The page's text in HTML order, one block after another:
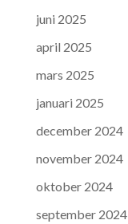
juni 2025
april 2025
mars 2025
januari 2025
december 2024
november 2024
oktober 2024
september 2024